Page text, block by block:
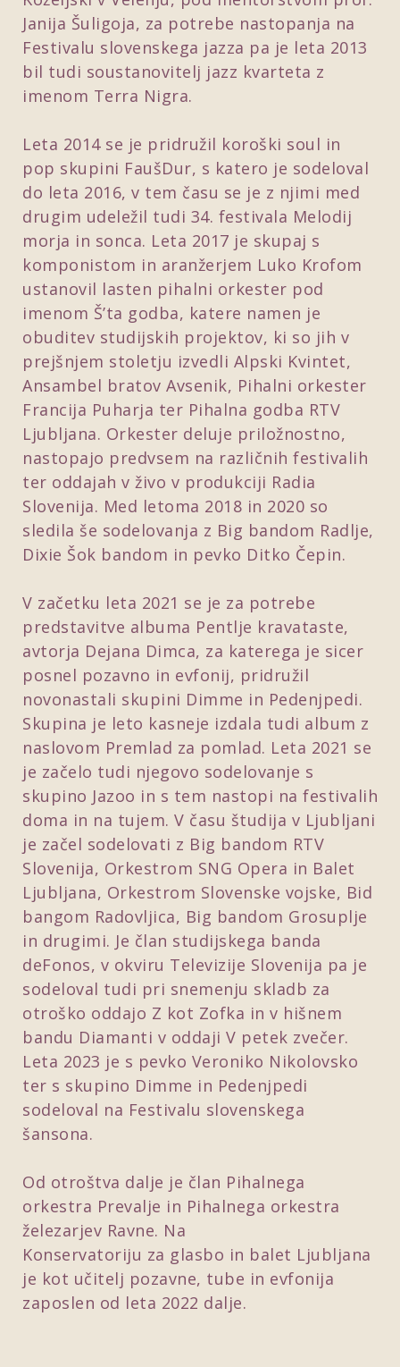
Janija Šuligoja, za potrebe nastopanja na
Festivalu slovenskega jazza pa je leta 2013
bil tudi soustanovitelj jazz kvarteta z
imenom Terra Nigra.
Leta 2014 se je pridružil koroški soul in
pop skupini FaušDur, s katero je sodeloval
do leta 2016, v tem času se je z njimi med
drugim udeležil tudi 34. festivala Melodij
morja in sonca. Leta 2017 je skupaj s
komponistom in aranžerjem Luko Krofom
ustanovil lasten pihalni orkester pod
imenom Š’ta godba, katere namen je
obuditev studijskih projektov, ki so jih v
prejšnjem stoletju izvedli Alpski Kvintet,
Ansambel bratov Avsenik, Pihalni orkester
Francija Puharja ter Pihalna godba RTV
Ljubljana. Orkester deluje priložnostno,
nastopajo predvsem na različnih festivalih
ter oddajah v živo v produkciji Radia
Slovenija. Med letoma 2018 in 2020 so
sledila še sodelovanja z Big bandom Radlje,
Dixie Šok bandom in pevko Ditko Čepin.
V začetku leta 2021 se je za potrebe
predstavitve albuma Pentlje kravataste,
avtorja Dejana Dimca, za katerega je sicer
posnel pozavno in evfonij, pridružil
novonastali skupini Dimme in Pedenjpedi.
Skupina je leto kasneje izdala tudi album z
naslovom Premlad za pomlad. Leta 2021 se
je začelo tudi njegovo sodelovanje s
skupino Jazoo in s tem nastopi na festivalih
doma in na tujem. V času študija v Ljubljani
je začel sodelovati z Big bandom RTV
Slovenija, Orkestrom SNG Opera in Balet
Ljubljana, Orkestrom Slovenske vojske, Bid
bangom Radovljica, Big bandom Grosuplje
in drugimi. Je član studijskega banda
deFonos, v okviru Televizije Slovenija pa je
sodeloval tudi pri snemenju skladb za
otroško oddajo Z kot Zofka in v hišnem
bandu Diamanti v oddaji V petek zvečer.
Leta 2023 je s pevko Veroniko Nikolovsko
ter s skupino Dimme in Pedenjpedi
sodeloval na Festivalu slovenskega
šansona.
Od otroštva dalje je član Pihalnega
orkestra Prevalje in Pihalnega orkestra
železarjev Ravne. Na
Konservatoriju za glasbo in balet Ljubljana
je kot učitelj pozavne, tube in evfonija
zaposlen od leta 2022 dalje.